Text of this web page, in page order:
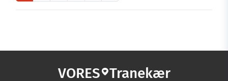
VORES Tranekær